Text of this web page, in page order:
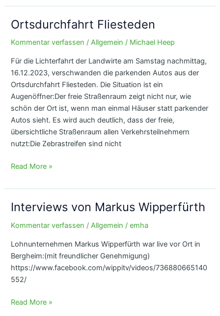
gegen
die
L93n
Ortsdurchfahrt Fliesteden
Kommentar verfassen /Allgemein / Michael Heep
Für die Lichterfahrt der Landwirte am Samstag nachmittag,
16.12.2023, verschwanden die parkenden Autos aus der
Ortsdurchfahrt Fliesteden. Die Situation ist ein
Augenöffner:Der freie Straßenraum zeigt nicht nur, wie
schön der Ort ist, wenn man einmal Häuser statt parkender
Autos sieht. Es wird auch deutlich, dass der freie,
übersichtliche Straßenraum allen Verkehrsteilnehmern
nutzt:Die Zebrastreifen sind nicht
Ortsdurchfahrt
Read More »
Interviews von Markus Wipperfürth
Kommentar verfassen /Allgemein /emha
Lohnunternehmen Markus Wipperfürth war live vor Ort in
Bergheim:(mit freundlicher Genehmigung)
https://www.facebook.com/wippitv/videos/736880665140
552/
Interviews
Read More »